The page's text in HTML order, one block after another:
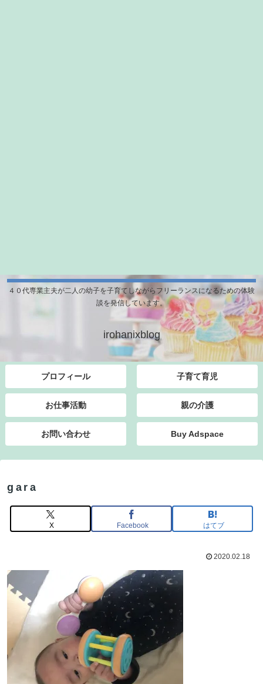
４０代専業主夫が二人の幼子を子育てしながらフリーランスになるための体験
談を発信しています。
irohanixblog
プロフィール 子育て育児
お仕事活動 親の介護
お問い合わせ Buy Adspace
gara
X Facebook はてブ
2020.02.18